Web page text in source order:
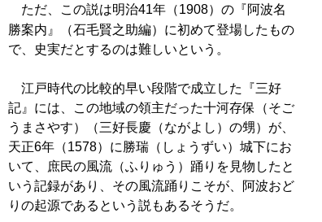
ただ、この説は明治41年（1908）の『阿波名
勝案内』（石毛賢之助編）に初めて登場したもの
で、史実だとするのは難しいという。
江戸時代の比較的早い段階で成立した『三好
記』には、この地域の領主だった十河存保（そご
うまさやす）（三好長慶（ながよし）の甥）が、
天正6年（1578）に勝瑞（しょうずい）城下にお
いて、庶民の風流（ふりゅう）踊りを見物したと
いう記録があり、その風流踊りこそが、阿波おど
りの起源であるという説もあるそうだ。